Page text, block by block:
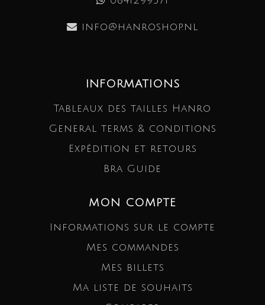
info@hanroshop.nl
INFORMATIONS
Tableaux des tailles Hanro
General terms & conditions
Expédition et retours
Bra Guide
MON COMPTE
Informations sur le compte
Mes commandes
Mes billets
Ma liste de souhaits